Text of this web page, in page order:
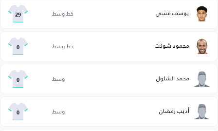
يوسف قشي خط وسط 29
محمود شوكت خط وسط 0
محمد الشلول وسط 0
أديب رمضان وسط 0